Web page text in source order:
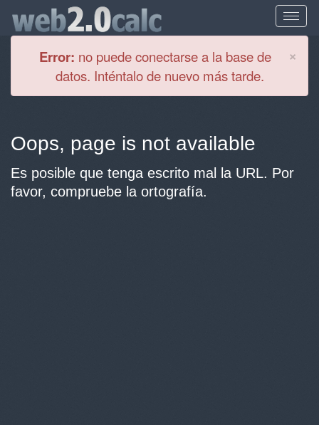
×
Error: no puede conectarse a la base de
datos. Inténtalo de nuevo más tarde.
Oops, page is not available
Es posible que tenga escrito mal la URL. Por
favor, compruebe la ortografía.